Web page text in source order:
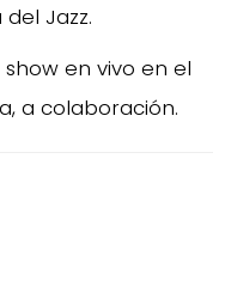
Jazz.
en vivo en el
a colaboración.